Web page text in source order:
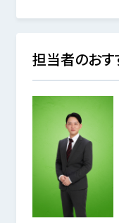
担当者のおす